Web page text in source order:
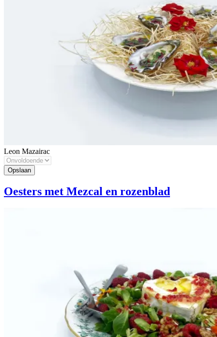
Leon Mazairac
Oesters met Mezcal en rozenblad